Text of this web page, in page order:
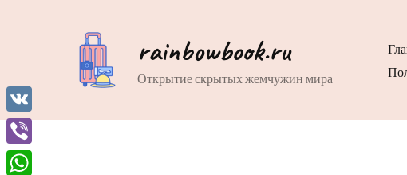
rainbowbook.ru
Открытие скрытых жемчужин мира
VK
Viber